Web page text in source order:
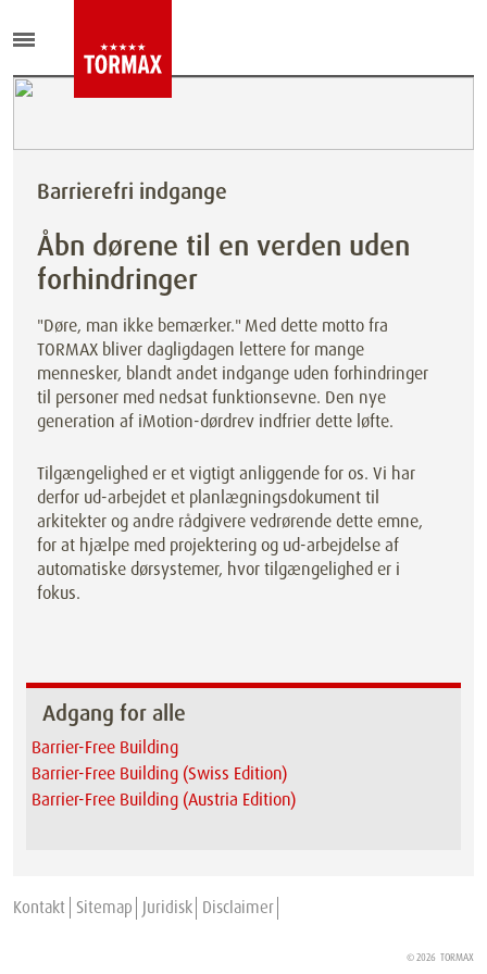
Barrierefri indgange
Åbn dørene til en verden uden
forhindringer
"Døre, man ikke bemærker." Med dette motto fra
TORMAX bliver dagligdagen lettere for mange
mennesker, blandt andet indgange uden forhindringer
til personer med nedsat funktionsevne. Den nye
generation af iMotion-dørdrev indfrier dette løfte.
Tilgængelighed er et vigtigt anliggende for os. Vi har
derfor ud-arbejdet et planlægningsdokument til
arkitekter og andre rådgivere vedrørende dette emne,
for at hjælpe med projektering og ud-arbejdelse af
automatiske dørsystemer, hvor tilgængelighed er i
fokus.
Adgang for alle
Barrier-Free Building
Barrier-Free Building (Swiss Edition)
Barrier-Free Building (Austria Edition)
Kontakt Sitemap Juridisk Disclaimer
© 2026 TORMAX